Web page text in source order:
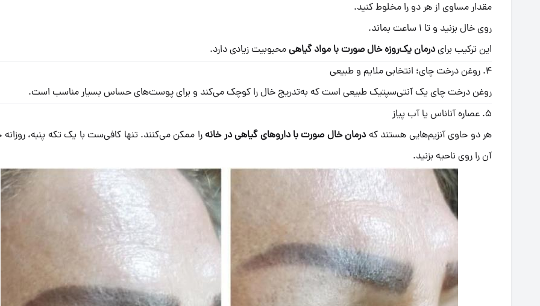
مقدار مساوی از هر دو را مخلوط کنید.
روی خال بزنید و تا ۱ ساعت بماند.
این ترکیب برایدرمان یک‌روزه خال صورت با مواد گیاهیمحبوبیت زیادی دارد.
۴. روغن درخت چای؛ انتخابی ملایم و طبیعی
روغن درخت چای یک آنتی‌سپتیک طبیعی است که به‌تدریج خال را کوچک می‌کند و برای پوست‌های حساس بسیار مناسب است.
۵. عصاره آناناس یا آب پیاز
هر دو حاوی آنزیم‌هایی هستند کهدرمان خال صورت با داروهای گیاهی در خانهرا ممکن می‌کنند. تنها کافی‌ست با یک تکه پنبه، روزانه
آن را روی ناحیه بزنید.